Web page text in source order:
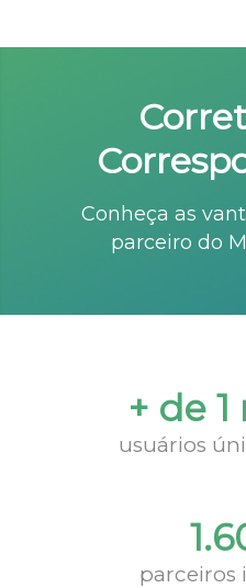
Conheça as
parceiro do
+ de
usuários
parceiros